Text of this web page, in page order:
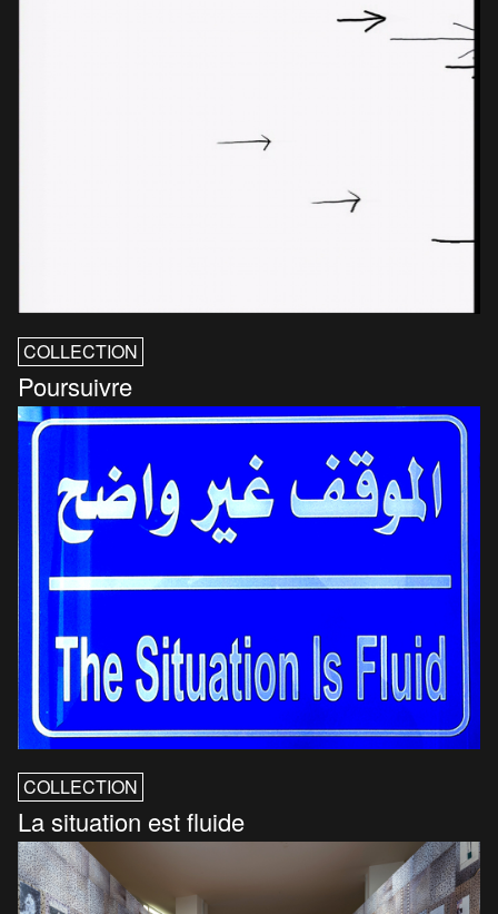
COLLECTION
Poursuivre
COLLECTION
La situation est fluide